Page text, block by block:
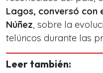
Lagos, conversó con
Núñez, sobre la
telúricos durante las
Leer también: